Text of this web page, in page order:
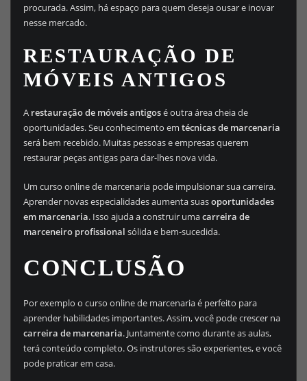
procurada. Assim, há espaço para quem deseja ousar e inovar
nesse mercado.
RESTAURAÇÃO DE
MÓVEIS ANTIGOS
A restauração de móveis antigosé outra área cheia de
oportunidades. Seu conhecimento em técnicas de marcenaria
será bem recebido. Muitas pessoas e empresas querem
restaurar peças antigas para dar-lhes nova vida.
Um curso online de marcenaria pode impulsionar sua carreira.
Aprender novas especialidades aumenta suasoportunidades
em marcenaria. Isso ajuda a construir umacarreira de
marceneiro profissional sólida e bem-sucedida.
CONCLUSÃO
Por exemplo o curso online de marcenaria é perfeito para
aprender habilidades importantes. Assim, você pode crescer na
carreira de marcenaria. Juntamente como durante as aulas,
terá conteúdo completo. Os instrutores são experientes, e você
pode praticar em casa.